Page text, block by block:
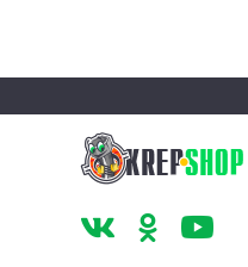
Шайбы
Шпильки
Шплинты
Штифты и пальцы